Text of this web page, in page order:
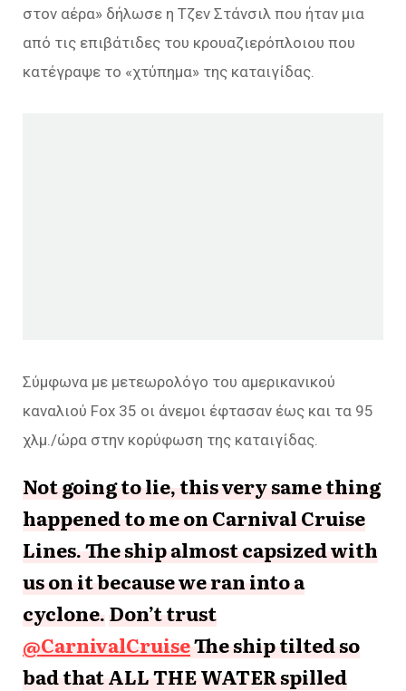
στον αέρα» δήλωσε η Τζεν Στάνσιλ που ήταν μια
από τις επιβάτιδες του κρουαζιερόπλοιου που
κατέγραψε το «χτύπημα» της καταιγίδας.
Σύμφωνα με μετεωρολόγο του αμερικανικού
καναλιού Fox 35 οι άνεμοι έφτασαν έως και τα 95
χλμ./ώρα στην κορύφωση της καταιγίδας.
Not going to lie, this very same thing
happened to me on Carnival Cruise
Lines. The ship almost capsized with
us on it because we ran into a
cyclone.Don’t trust
@CarnivalCruiseThe ship tilted so
bad that ALL THE WATER spilled